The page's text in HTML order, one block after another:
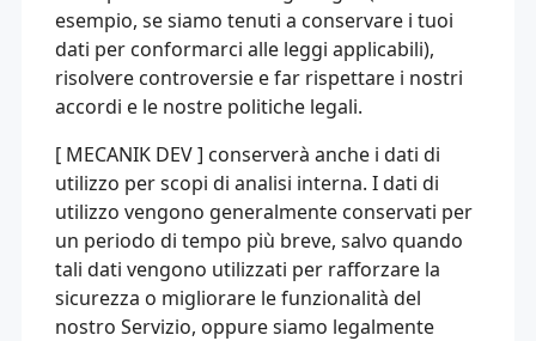
esempio, se siamo tenuti a conservare i tuoi
dati per conformarci alle leggi applicabili),
risolvere controversie e far rispettare i nostri
accordi e le nostre politiche legali.
[ MECANIK DEV ] conserverà anche i dati di
utilizzo per scopi di analisi interna. I dati di
utilizzo vengono generalmente conservati per
un periodo di tempo più breve, salvo quando
tali dati vengono utilizzati per rafforzare la
sicurezza o migliorare le funzionalità del
nostro Servizio, oppure siamo legalmente